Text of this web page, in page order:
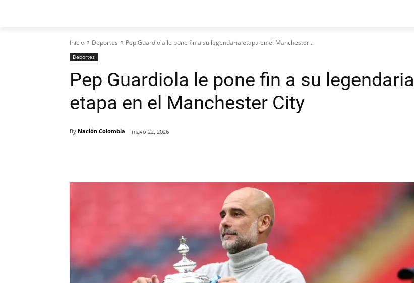
Inicio Deportes Pep Guardiola le pone fin a su legendaria etapa en el Manchester...
Deportes
Pep Guardiola le pone fin a su legendaria
etapa en el Manchester City
By Nación Colombia mayo 22, 2026